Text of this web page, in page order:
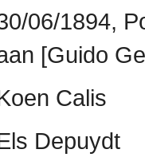
06/1894,
[Guido
Calis
Depuydt